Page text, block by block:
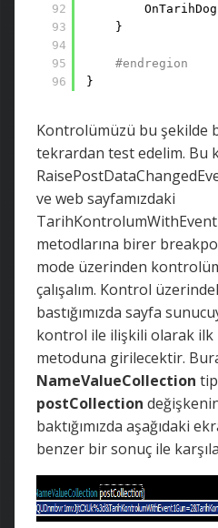
92
93
94
95
96
}
#endregion
}
Kontrolümüzü bu şekilde
tekrardan test edelim. Bu
ve web sayfamızdaki
metodlarına birer
mode üzerinden
çalışalım. Kontrol
bastığımızda sayfa
kontrol ile ilişkili olarak ilk
metoduna girilecektir.
NameValueCollection
postCollection
baktığımızda aşağıdaki
benzer bir sonuç ile